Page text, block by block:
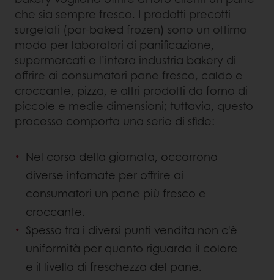
che sia sempre fresco. I prodotti precotti
surgelati (par-baked frozen) sono un ottimo
modo per laboratori di panificazione,
supermercati e l’intera industria bakery di
offrire ai consumatori pane fresco, caldo e
croccante, pizza, e altri prodotti da forno di
piccole e medie dimensioni; tuttavia, questo
processo comporta una serie di sfide:
Nel corso della giornata, occorrono
diverse infornate per offrire ai
consumatori un pane più fresco e
croccante.
Spesso tra i diversi punti vendita non c'è
uniformità per quanto riguarda il colore
e il livello di freschezza del pane.